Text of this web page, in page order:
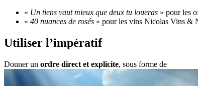
« Un tiens vaut mieux que deux tu loueras » pour les
« 40 nuances de rosés » pour les vins Nicolas Vins &
Utiliser l’impératif
Donner un ordre direct et explicite, sous forme de